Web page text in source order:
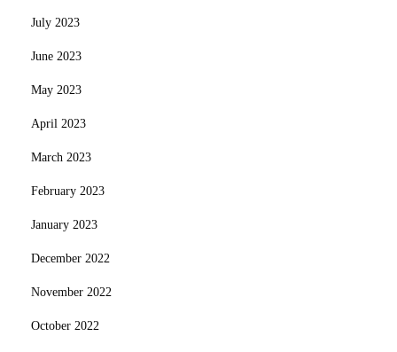
July 2023
June 2023
May 2023
April 2023
March 2023
February 2023
January 2023
December 2022
November 2022
October 2022